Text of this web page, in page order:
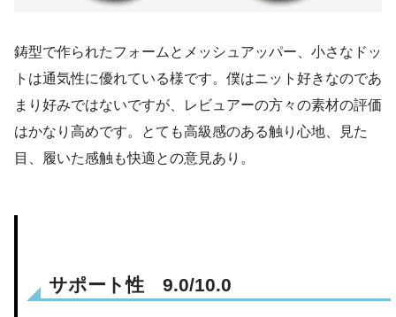
鋳型で作られたフォームとメッシュアッパー、小さなドッ
トは通気性に優れている様です。僕はニット好きなのであ
まり好みではないですが、レビュアーの方々の素材の評価
はかなり高めです。とても高級感のある触り心地、見た
目、履いた感触も快適との意見あり。
サポート性 9.0/10.0